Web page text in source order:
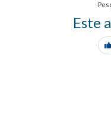
Este